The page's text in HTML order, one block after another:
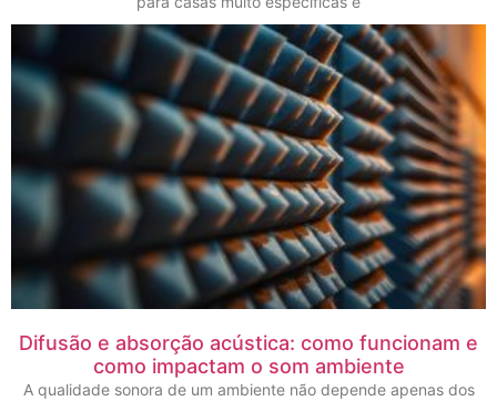
Difusão e absorção acústica: como funcionam e
como impactam o som ambiente
A qualidade sonora de um ambiente não depende apenas dos